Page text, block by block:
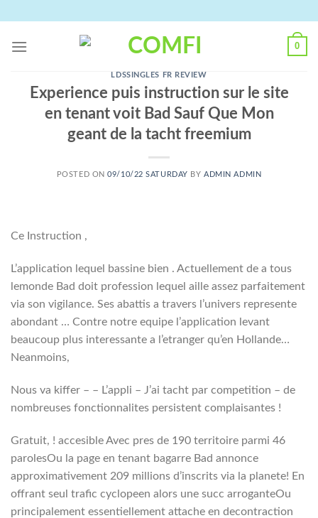
content
0
LDSSINGLES FR REVIEW
Experience puis instruction sur le site
en tenant voit Bad Sauf Que Mon
geant de la tacht freemium
POSTED ON09/10/22 SATURDAY BYADMIN ADMIN
Ce Instruction ,
L’application lequel bassine bien . Actuellement de a tous
lemonde Bad doit profession lequel aille assez parfaitement
via son vigilance. Ses abattis a travers l’univers represente
abondant … Contre notre equipe l’application levant
beaucoup plus interessante a l’etranger qu’en Hollande…
Neanmoins,
Nous va kiffer – – L’appli – J’ai tacht par competition – de
nombreuses fonctionnalites persistent complaisantes !
Gratuit, ! accesible Avec pres de 190 territoire parmi 46
parolesOu la page en tenant bagarre Bad annonce
approximativement 209 millions d’inscrits via la planete! En
offrant seul trafic cyclopeen alors une succ arroganteOu
principalement essentiellement attache en decontraction